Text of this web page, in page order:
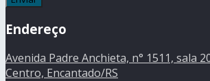
Endereço
Avenida Padre Anchieta, n° 1511, sala
Centro, Encantado/RS